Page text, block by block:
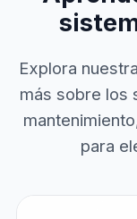
Explora
más sobre los
para